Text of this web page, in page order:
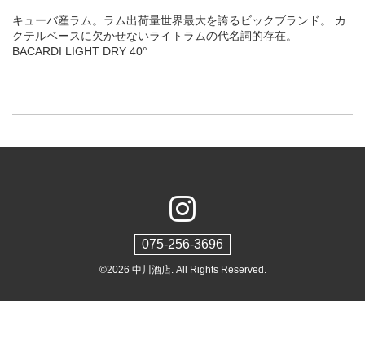
キューバ産ラム。ラム出荷量世界最大を誇るビックブランド。 カ
クテルベースに欠かせないライトラムの代名詞的存在。
BACARDI LIGHT DRY 40°
075-256-3696
©2026 中川酒店. All Rights Reserved.